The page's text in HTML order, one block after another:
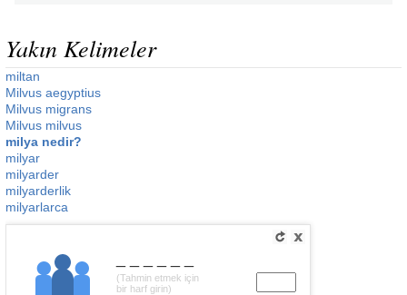
Yakın Kelimeler
miltan
Milvus aegyptius
Milvus migrans
Milvus milvus
milya nedir?
milyar
milyarder
milyarderlik
milyarlarca
(Tahmin etmek için
bir harf girin)